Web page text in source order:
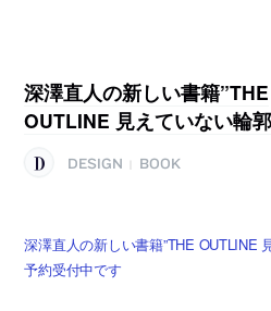
深澤直人の新しい書籍”THE
OUTLINE 見えていない輪
DESIGN BOOK
深澤直人の新しい書籍”THE OUTLINE
予約受付中です